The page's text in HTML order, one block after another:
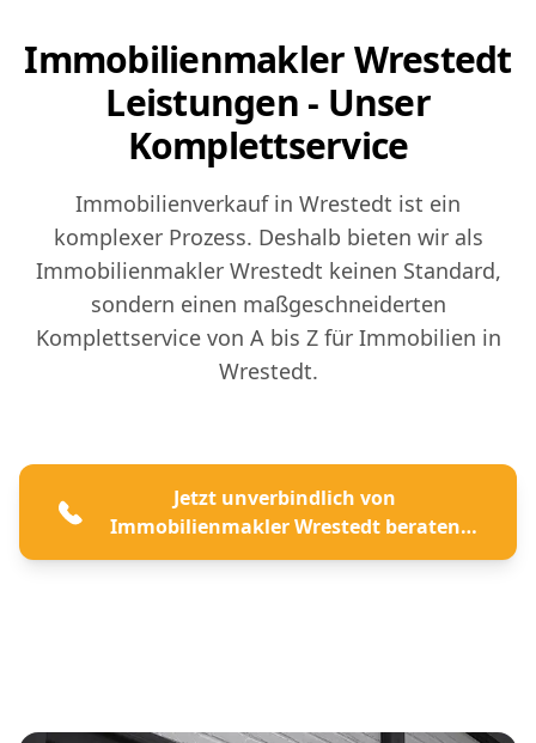
Immobilienmakler Wrestedt
Leistungen - Unser
Komplettservice
Immobilienverkauf in Wrestedt ist ein
komplexer Prozess. Deshalb bieten wir als
Immobilienmakler Wrestedt keinen Standard,
sondern einen maßgeschneiderten
Komplettservice von A bis Z für Immobilien in
Wrestedt.
Jetzt unverbindlich von
Immobilienmakler Wrestedt beraten
lassen